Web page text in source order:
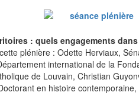
: quels engagements
plénière : Odette Herviaux,
international de la
de Louvain, Christian
en histoire